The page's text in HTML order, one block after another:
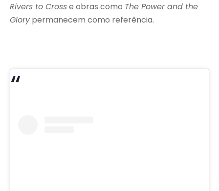
Rivers to Crosse obras como The Power and the
Glorypermanecem como referência.